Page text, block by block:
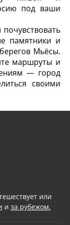
под ваши
памятники и
Мьёсы.
маршруты и
— город
своими
или
и за рубежом.